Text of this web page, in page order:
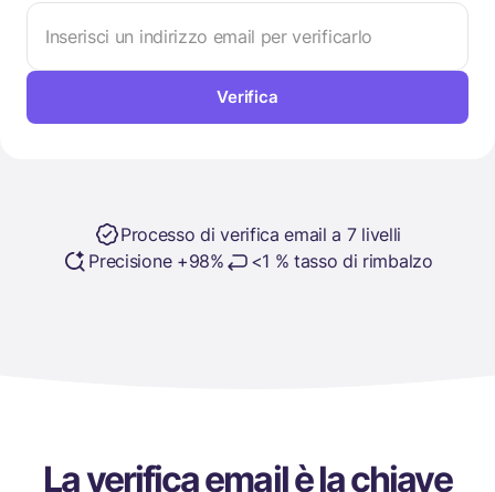
Verifica
Processo di verifica email a 7 livelli
Precisione +98%
<1 % tasso di rimbalzo
La verifica email è la chiave